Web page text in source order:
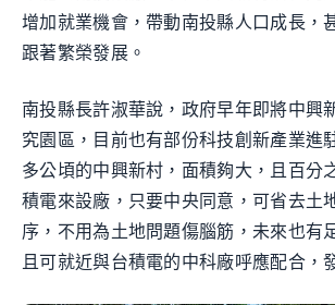
增加就業機會，帶動南投縣人口成長，
跟著繁榮發展。
南投縣長許淑華說，政府早年即將中興
究園區，目前也有部份科技創新產業進
多公頃的中興新村，面積夠大，且百分
積電來設廠，只要中央同意，可省去土
序，不用為土地問題傷腦筋，未來也有
且可就近與台積電的中科廠呼應配合，